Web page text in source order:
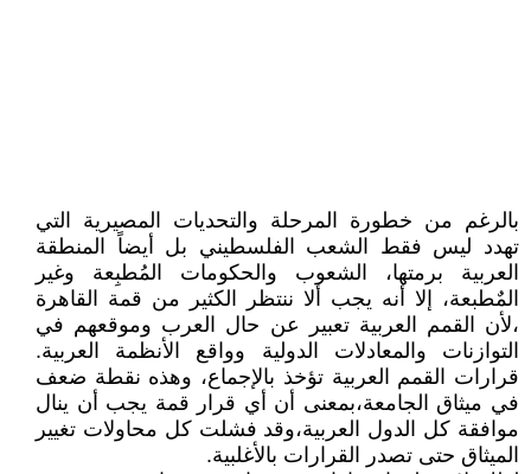
بالرغم من خطورة المرحلة والتحديات المصيرية التي
تهدد ليس فقط الشعب الفلسطيني بل أيضاً المنطقة
العربية برمتها، الشعوب والحكومات المُطبِعة وغير
المٌطبعة، إلا أنه يجب ألا ننتظر الكثير من قمة القاهرة
،لأن القمم العربية تعبير عن حال العرب وموقعهم في
التوازنات والمعادلات الدولية وواقع الأنظمة العربية.
قرارات القمم العربية تؤخذ بالإجماع، وهذه نقطة ضعف
في ميثاق الجامعة،بمعنى أن أي قرار قمة يجب أن ينال
موافقة كل الدول العربية،وقد فشلت كل محاولات تغيير
الميثاق حتى تصدر القرارات بالأغلبية.